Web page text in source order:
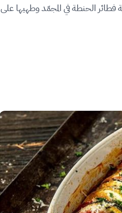
الحنطة في المجمّد وطهيها على